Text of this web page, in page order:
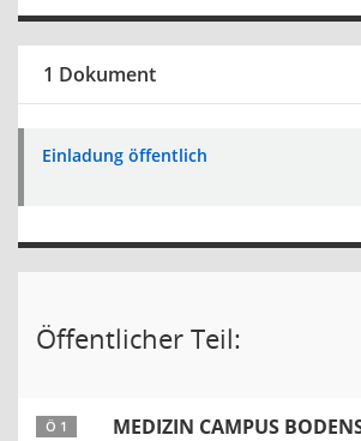
1 Dokument
Einladung öffentlich
Öffentlicher Teil:
Ö 1
MEDIZIN CAMPUS